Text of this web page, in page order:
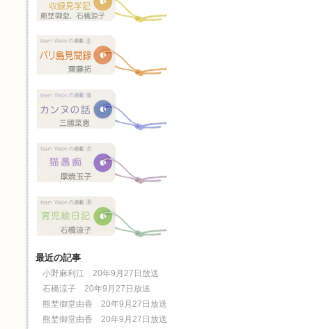
最近の記事
小野麻利江 20年9月27日放送
石橋涼子 20年9月27日放送
熊埜御堂由香 20年9月27日放送
熊埜御堂由香 20年9月27日放送